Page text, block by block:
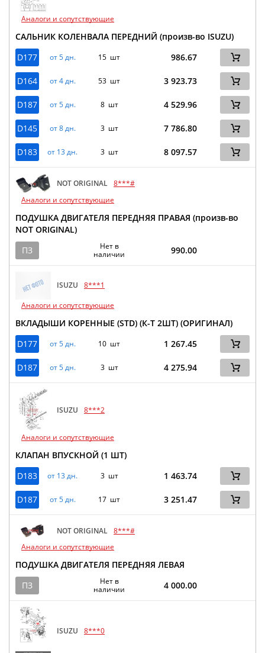
Аналоги и сопутствующие
САЛЬНИК КОЛЕНВАЛА ПЕРЕДНИЙ (произв-во ISUZU)
D177
от 5 дн. 15 шт 986.67
D164 от 4 дн. 53 шт 3 923.73
D187 от 5 дн. 8 шт 4 529.96
D145 от 8 дн. 3 шт 7 786.80
D183 от 13 дн. 3 шт 8 097.57
NOT ORIGINAL 8***#
Аналоги и сопутствующие
ПОДУШКА ДВИГАТЕЛЯ ПЕРЕДНЯЯ ПРАВАЯ (произв-во
NOT ORIGINAL)
ПЗ
Нет в
наличии
990.00
ISUZU
8***1
Аналоги и сопутствующие
ВКЛАДЫШИ КОРЕННЫЕ (STD) (К-Т 2ШТ) (ОРИГИНАЛ)
D177
от 5 дн. 10 шт 1 267.45
D187 от 5 дн. 3 шт 4 275.94
ISUZU 8***2
Аналоги и сопутствующие
КЛАПАН ВПУСКНОЙ (1 ШТ)
D183
от 13 дн. 3 шт 1 463.74
D187 от 5 дн. 17 шт 3 251.47
NOT ORIGINAL 8***#
Аналоги и сопутствующие
ПОДУШКА ДВИГАТЕЛЯ ПЕРЕДНЯЯ ЛЕВАЯ
ПЗ
Нет в
наличии
4 000.00
ISUZU 8***0